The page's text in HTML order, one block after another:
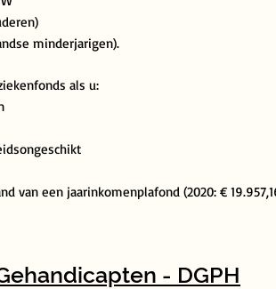
minderjarigen).
als u:
van een jaarinkomenplafond (2020: €
- DGPH